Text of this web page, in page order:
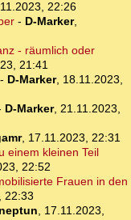
22:26
- D-Marker,
- räumlich oder
21:41
- D-Marker, 18.11.2023,
D-Marker, 21.11.2023,
, 17.11.2023, 22:31
einem kleinen Teil
22:52
Frauen in den
22:33
neptun, 17.11.2023,